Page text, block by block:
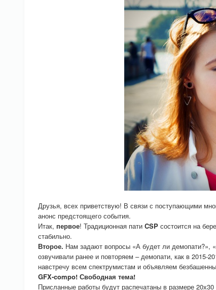
Друзья, всех приветствую! В связи с поступающими
анонс предстоящего события.
Итак, первое! Традиционная пати CSP состоится на
стабильно.
Второе. Нам задают вопросы «А будет ли
озвучивали ранее и повторяем – демопати, как в
навстречу всем спектрумистам и объявляем
GFX-compo! Свободная тема!
Присланные работы будут распечатаны в размере